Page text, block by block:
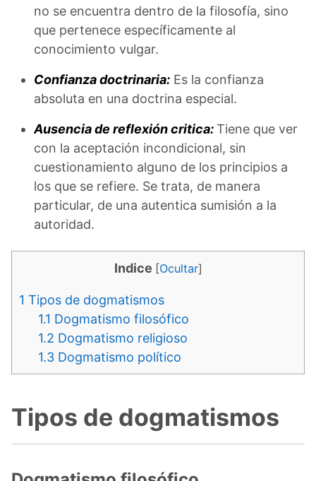
no se encuentra dentro de la filosofía, sino
que pertenece específicamente al
conocimiento vulgar.
Confianza doctrinaria: Es la confianza
absoluta en una doctrina especial.
Ausencia de reflexión critica:Tiene que ver
con la aceptación incondicional, sin
cuestionamiento alguno de los principios a
los que se refiere. Se trata, de manera
particular, de una autentica sumisión a la
autoridad.
Indice [Ocultar]
1 Tipos de dogmatismos
1.1 Dogmatismo filosófico
1.2 Dogmatismo religioso
1.3 Dogmatismo político
Tipos de dogmatismos